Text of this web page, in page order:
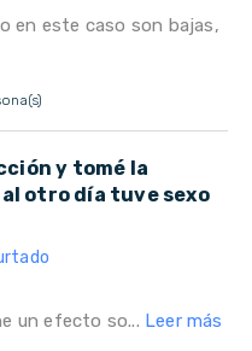
en este caso son bajas,
y tomé la
otro día tuve sexo
un efecto so... Leer más